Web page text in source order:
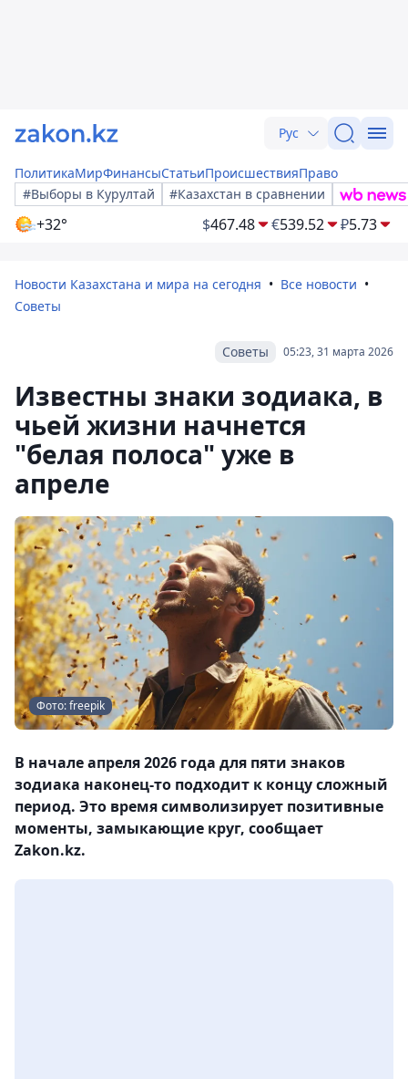
Рус
ПолитикаМирФинансыСтатьиПроисшествияПраво
#Выборы в Курултай
#Казахстан в сравнении
+32° $467.48 €539.52 ₽5.73
Новости Казахстана и мира на сегодня
Все новости
Советы
05:23, 31 марта 2026
Советы
Известны знаки зодиака, в
чьей жизни начнется
"белая полоса" уже в
апреле
Фото: freepik
В начале апреля 2026 года для пяти знаков
зодиака наконец-то подходит к концу сложный
период. Это время символизирует позитивные
моменты, замыкающие круг, сообщает
Zakon.kz.